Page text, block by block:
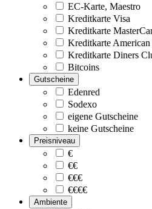
EC-Karte, Maestro
Kreditkarte Visa
Kreditkarte
Kreditkarte American
Kreditkarte Diners
Bitcoins
Gutscheine
Edenred
Sodexo
eigene Gutscheine
keine Gutscheine
Preisniveau
€
€€
€€€
€€€€
Ambiente